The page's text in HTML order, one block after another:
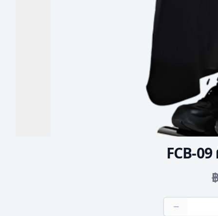
FCB-